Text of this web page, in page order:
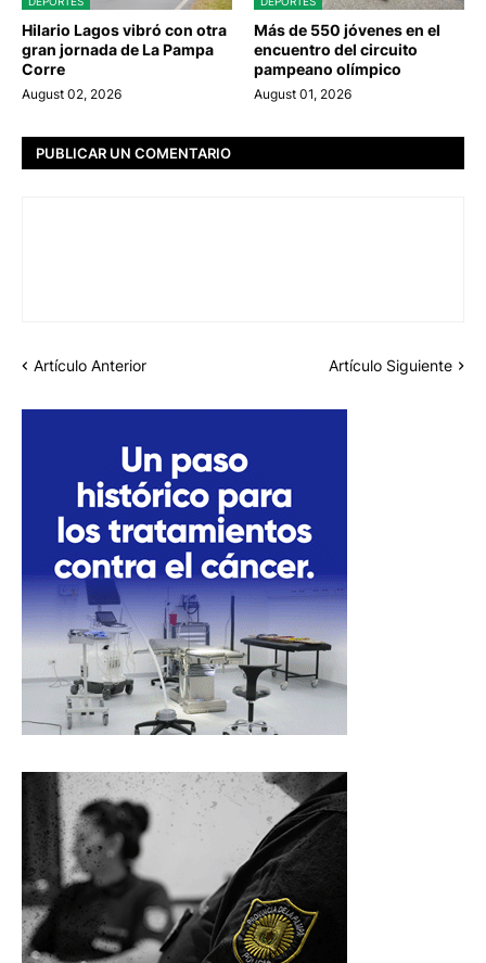
Hilario Lagos vibró con otra
gran jornada de La Pampa
Corre
August 02, 2026
Más de 550 jóvenes en el
encuentro del circuito
pampeano olímpico
August 01, 2026
PUBLICAR UN COMENTARIO
Artículo Anterior Artículo Siguiente